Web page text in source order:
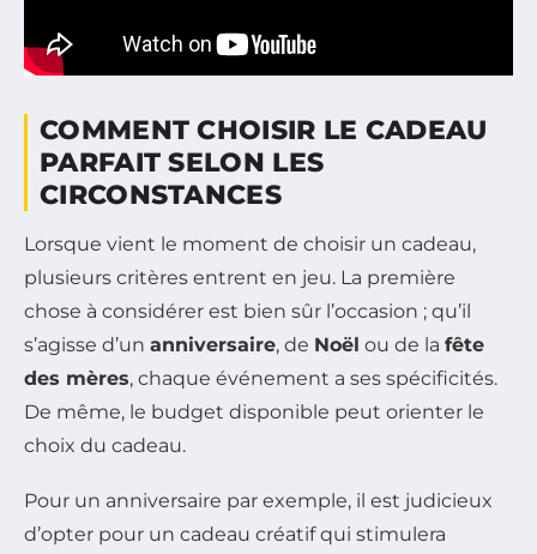
COMMENT CHOISIR LE CADEAU
PARFAIT SELON LES
CIRCONSTANCES
Lorsque vient le moment de choisir un cadeau,
plusieurs critères entrent en jeu. La première
chose à considérer est bien sûr l’occasion ; qu’il
s’agisse d’un anniversaire, de Noël ou de la fête
des mères, chaque événement a ses spécificités.
De même, le budget disponible peut orienter le
choix du cadeau.
Pour un anniversaire par exemple, il est judicieux
d’opter pour un cadeau créatif qui stimulera